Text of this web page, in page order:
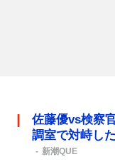
佐藤優vs検察
調室で対峙し
新潮QUE